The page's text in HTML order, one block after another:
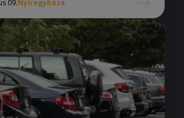
09.Nyíregyháza